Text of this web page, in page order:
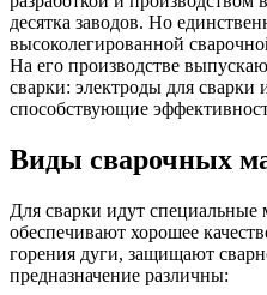
десятка заводов. Но
высоколегированной
На его производстве
сварки: электроды для
способствующие
Виды сварочных
Для сварки идут специальные
обеспечивают хорошее
горения дуги, защищают
предназначение различны: